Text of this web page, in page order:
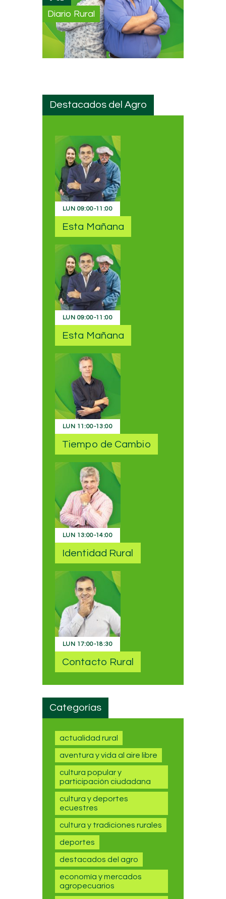
Diario Rural
Destacados del Agro
LUN 09:00-11:00
Esta Mañana
LUN 09:00-11:00
Esta Mañana
LUN 11:00-13:00
Tiempo de Cambio
LUN 13:00-14:00
Identidad Rural
LUN 17:00-18:30
Contacto Rural
Categorías
actualidad rural
aventura y vida al aire libre
cultura popular y
participación ciudadana
cultura y deportes
ecuestres
cultura y tradiciones rurales
deportes
destacados del agro
economía y mercados
agropecuarios